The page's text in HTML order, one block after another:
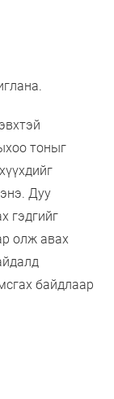
тоныг
Дуу
гэдгийг
олж авах
байдлаар